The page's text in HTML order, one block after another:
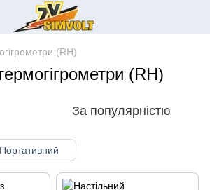
(RH)
(RH)
За популярністю
Портативний